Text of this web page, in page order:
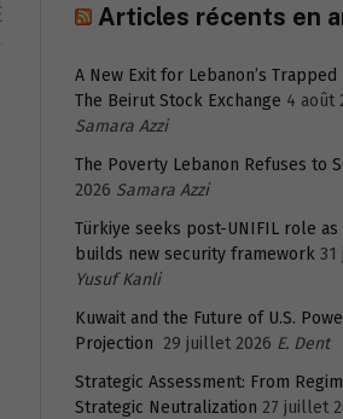
Articles récents en
A New Exit for Lebanon’s
The Beirut Stock Exchange 4 août
Samara Azzi
The Poverty Lebanon Refuses to
2026 Samara Azzi
Türkiye seeks post-UNIFIL role as
builds new security framework 31
Yusuf Kanli
Kuwait and the Future of U.S.
Projection 29 juillet 2026 E. Dent
Strategic Assessment: From
Strategic Neutralization 27 juillet